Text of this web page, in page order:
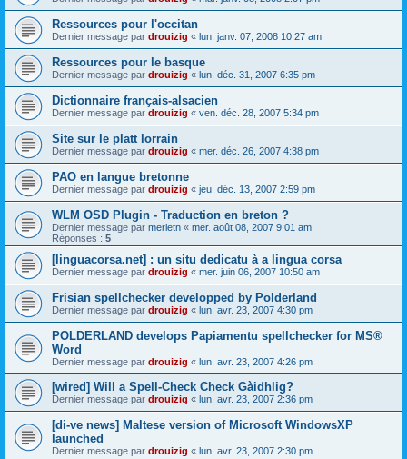
Ressources pour l'occitan
Dernier message par drouizig « lun. janv. 07, 2008 10:27 am
Ressources pour le basque
Dernier message par drouizig « lun. déc. 31, 2007 6:35 pm
Dictionnaire français-alsacien
Dernier message par drouizig « ven. déc. 28, 2007 5:34 pm
Site sur le platt lorrain
Dernier message par drouizig « mer. déc. 26, 2007 4:38 pm
PAO en langue bretonne
Dernier message par drouizig « jeu. déc. 13, 2007 2:59 pm
WLM OSD Plugin - Traduction en breton ?
Dernier message par merletn « mer. août 08, 2007 9:01 am
Réponses : 5
[linguacorsa.net] : un situ dedicatu à a lingua corsa
Dernier message par drouizig « mer. juin 06, 2007 10:50 am
Frisian spellchecker developped by Polderland
Dernier message par drouizig « lun. avr. 23, 2007 4:30 pm
POLDERLAND develops Papiamentu spellchecker for MS®
Word
Dernier message par drouizig « lun. avr. 23, 2007 4:26 pm
[wired] Will a Spell-Check Check Gàidhlig?
Dernier message par drouizig « lun. avr. 23, 2007 2:36 pm
[di-ve news] Maltese version of Microsoft WindowsXP
launched
Dernier message par drouizig « lun. avr. 23, 2007 2:30 pm